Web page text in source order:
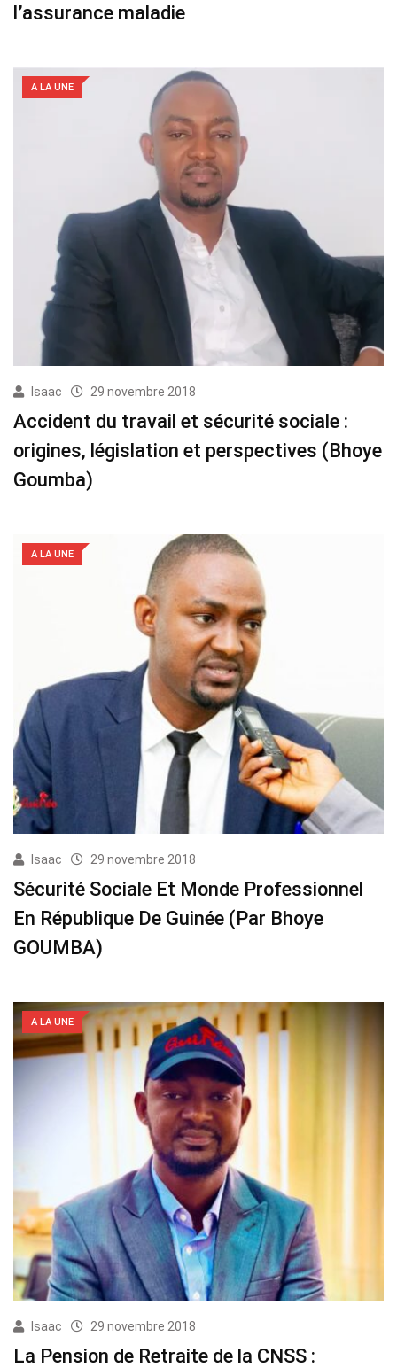
l’assurance maladie
A LA UNE
Isaac 29 novembre 2018
Accident du travail et sécurité sociale :
origines, législation et perspectives (Bhoye
Goumba)
A LA UNE
Isaac 29 novembre 2018
Sécurité Sociale Et Monde Professionnel
En République De Guinée (Par Bhoye
GOUMBA)
A LA UNE
Isaac 29 novembre 2018
La Pension de Retraite de la CNSS :